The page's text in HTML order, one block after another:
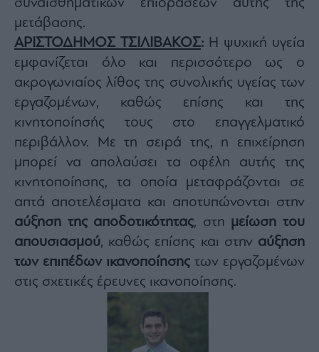
μετάβασης.
ΑΡΙΣΤΟΔΗΜΟΣ ΤΣΙΛΙΒΑΚΟΣ: Η ψυχική υγεία
εμφανίζεται όλο και περισσότερο ως ο
ακρογωνιαίος λίθος της συνολικής υγείας των
εργαζομένων, καθώς επίσης και της
κινητοποίησής τους στο επαγγελματικό
περιβάλλον. Με τη σειρά της, η επιχείρηση
μπορεί να απολαύσει τα οφέλη αυτής της
κινητοποίησης, τα οποία μεταφράζονται σε
απτά αποτελέσματα και αποτυπώνονται στην
αύξηση της αποδοτικότητας, στη μείωση του
απουσιασμού, καθώς επίσης και στην αύξηση
των επιπέδων ικανοποίησης των εργαζομένων
στις σχετικές έρευνες ικανοποίησης.